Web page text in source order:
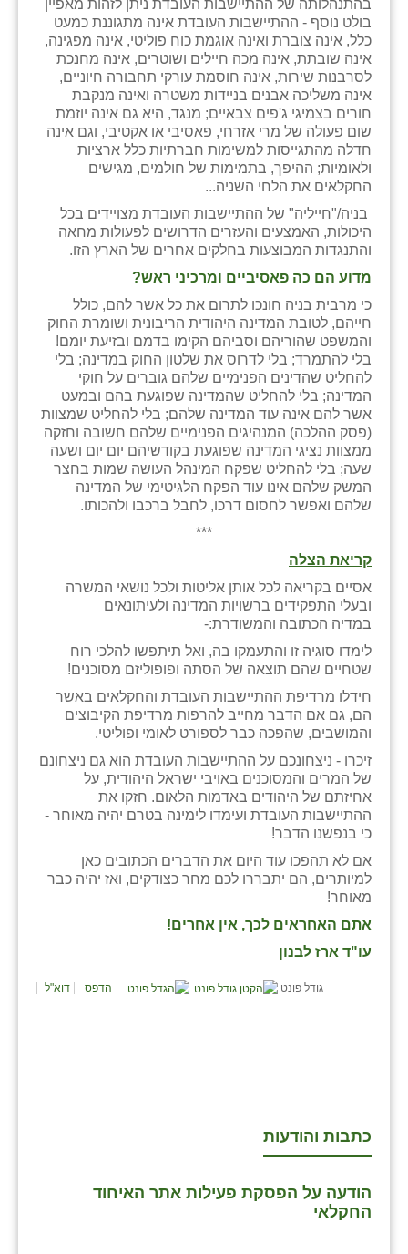
בהתנהלותה של ההתיישבות העובדת ניתן לזהות מאפיין
בולט נוסף - ההתיישבות העובדת אינה מתגוננת כמעט
כלל, אינה צוברת ואינה אוגמת כוח פוליטי, אינה מפגינה,
אינה שובתת, אינה מכה חיילים ושוטרים, אינה מחנכת
לסרבנות שירות, אינה חוסמת עורקי תחבורה חיוניים,
אינה משליכה אבנים בניידות משטרה ואינה מנקבת
חורים בצמיגי ג'פים צבאיים; מנגד, היא גם אינה יוזמת
שום פעולה של מרי אזרחי, פאסיבי או אקטיבי, וגם אינה
חדלה מהתגייסות למשימות חברתיות כלל ארציות
ולאומיות; ההיפך, בתמימות של חולמים, מגישים
החקלאים את הלחי השניה...
בניה/"חייליה" של ההתיישבות העובדת מצויידים בכל
היכולות, האמצעים והעזרים הדרושים לפעולות מחאה
והתנגדות המבוצעות בחלקים אחרים של הארץ הזו.
מדוע הם כה פאסיביים ומרכיני ראש?
כי מרבית בניה חונכו לתרום את כל אשר להם, כולל
חייהם, לטובת המדינה היהודית הריבונית ושומרת החוק
והמשפט שהוריהם וסביהם הקימו בדמם ובזיעת יומם!
בלי להתמרד; בלי לדרוס את שלטון החוק במדינה; בלי
להחליט שהדינים הפנימיים שלהם גוברים על חוקי
המדינה; בלי להחליט שהמדינה שפוגעת בהם ובמעט
אשר להם אינה עוד המדינה שלהם; בלי להחליט שמצוות
(פסק ההלכה) המנהיגים הפנימיים שלהם חשובה וחזקה
ממצוות נציגי המדינה שפוגעת בקודשיהם יום יום ושעה
שעה; בלי להחליט שפקח המינהל העושה שמות בחצר
המשק שלהם אינו עוד הפקח הלגיטימי של המדינה
שלהם ואפשר לחסום דרכו, לחבל ברכבו ולהכותו.
***
קריאת הצלה
אסיים בקריאה לכל אותן אליטות ולכל נושאי המשרה
ובעלי התפקידים ברשויות המדינה ולעיתונאים
במדיה הכתובה והמשודרת:-
לימדו סוגיה זו והתעמקו בה, ואל תיתפשו להלכי רוח
שטחיים שהם תוצאה של הסתה ופופוליזם מסוכנים!
חידלו מרדיפת ההתיישבות העובדת והחקלאים באשר
הם, גם אם הדבר מחייב להרפות מרדיפת הקיבוצים
והמושבים, שהפכה כבר לספורט לאומי ופוליטי.
זיכרו - ניצחונכם על ההתיישבות העובדת הוא גם ניצחונם
של המרים והמסוכנים באויבי ישראל היהודית, על
אחיזתם של היהודים באדמות הלאום. חזקו את
ההתיישבות העובדת ועימדו לימינה בטרם יהיה מאוחר -
כי בנפשנו הדבר!
אם לא תהפכו עוד היום את הדברים הכתובים כאן
למיותרים, הם יתבררו לכם מחר כצודקים, ואז יהיה כבר
מאוחר!
אתם האחראים לכך, אין אחרים!
עו"ד ארז לבנון
גודל פונט הדפס דוא"ל
כתבות והודעות
הודעה על הפסקת פעילות אתר האיחוד
החקלאי